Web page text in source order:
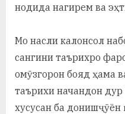
нодида нагирем ва
Мо насли калонсол
сангини таърихро
омӯзгорон бояд ҳама
таърихи начандон дур
хусусан ба